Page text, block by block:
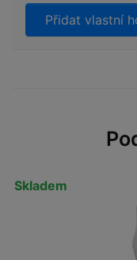
Přidat vlastní
Skladem